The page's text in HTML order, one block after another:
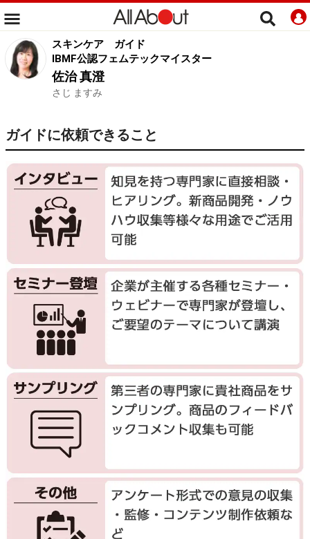
スキンケア
ガイド
IBMF公認フェムテックマイスター
佐治 真澄
さじ ますみ
ガイドに依頼できること